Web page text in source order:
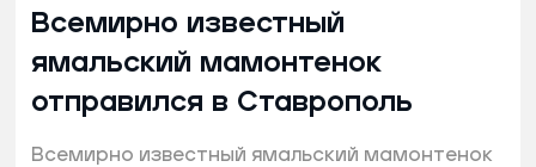
Всемирно известный
ямальский мамонтенок
отправился в Ставрополь
Всемирно известный ямальский мамонтенок